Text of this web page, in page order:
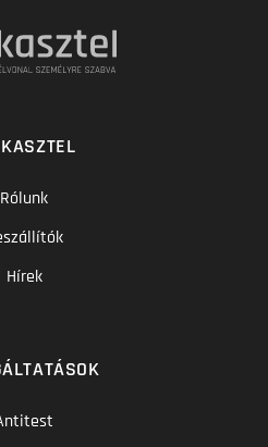
Rólunk
Hírek